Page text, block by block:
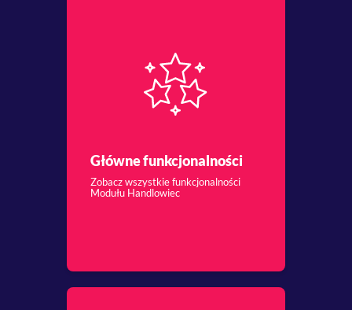
Główne funkcjonalności
Zobacz wszystkie funkcjonalności
Modułu Handlowiec